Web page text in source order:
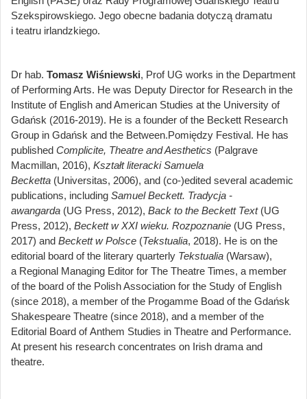
Szekspirowskiego. Jego obecne badania dotyczą dramatu
i teatru irlandzkiego.
Dr hab. Tomasz Wiśniewski, Prof UG works in the Department
of Performing Arts. He was Deputy Director for Research in the
Institute of English and American Studies at the University of
Gdańsk (2016-2019). He is a founder of the Beckett Research
Group in Gdańsk and the Between.Pomiędzy Festival. He has
published Complicite, Theatre and Aesthetics (Palgrave
Macmillan, 2016), Kształt literacki Samuela
Becketta (Universitas, 2006), and (co-)edited several academic
publications, including Samuel Beckett. Tradycja -
awangarda (UG Press, 2012), Back to the Beckett Text (UG
Press, 2012), Beckett w XXI wieku. Rozpoznanie (UG Press,
2017) and Beckett w Polsce (Tekstualia, 2018). He is on the
editorial board of the literary quarterly Tekstualia (Warsaw),
a Regional Managing Editor for The Theatre Times, a member
of the board of the Polish Association for the Study of English
(since 2018), a member of the Progamme Boad of the Gdańsk
Shakespeare Theatre (since 2018), and a member of the
Editorial Board of Anthem Studies in Theatre and Performance.
At present his research concentrates on Irish drama and
theatre.